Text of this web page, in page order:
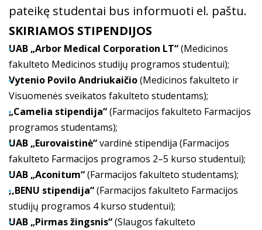
pateikę studentai bus informuoti el. paštu.
SKIRIAMOS STIPENDIJOS
UAB „Arbor Medical Corporation LT“(Medicinos
fakulteto Medicinos studijų programos studentui);
Vytenio Povilo Andriukaičio(Medicinos fakulteto ir
Visuomenės sveikatos fakulteto studentams);
„Camelia stipendija“(Farmacijos fakulteto Farmacijos
programos studentams);
UAB „Eurovaistinė“vardinė stipendija (Farmacijos
fakulteto Farmacijos programos 2–5 kurso studentui);
UAB „Aconitum“(Farmacijos fakulteto studentams);
,,BENU stipendija“(Farmacijos fakulteto Farmacijos
studijų programos 4 kurso studentui);
UAB „Pirmas žingsnis“(Slaugos fakulteto